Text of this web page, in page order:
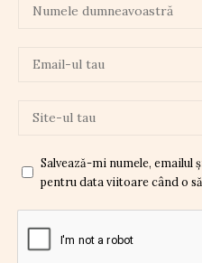
Salvează-mi numele, emailul
pentru data viitoare când o